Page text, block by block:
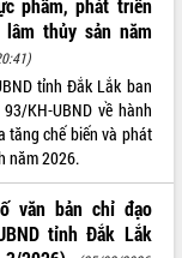
phẩm, phát triển
thủy sản năm
tỉnh Đắk Lắk ban
KH-UBND về hành
tăng chế biến và phát
năm 2026.
văn bản chỉ đạo
tỉnh Đắk Lắk